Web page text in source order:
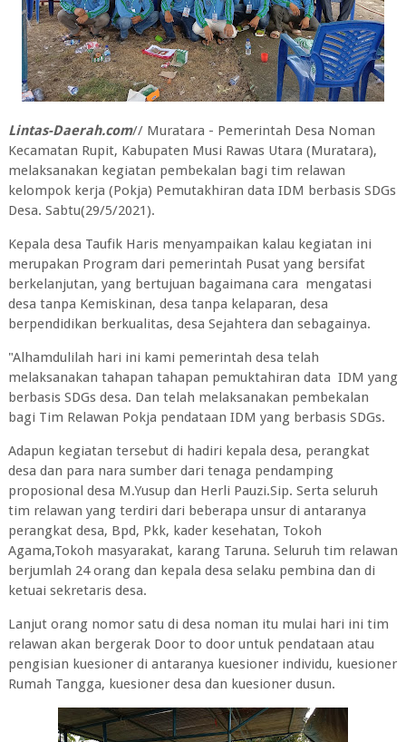
Lintas-Daerah.com// Muratara - Pemerintah Desa Noman
Kecamatan Rupit, Kabupaten Musi Rawas Utara (Muratara),
melaksanakan kegiatan pembekalan bagi tim relawan
kelompok kerja (Pokja) Pemutakhiran data IDM berbasis SDGs
Desa. Sabtu(29/5/2021).
Kepala desa Taufik Haris menyampaikan kalau kegiatan ini
merupakan Program dari pemerintah Pusat yang bersifat
berkelanjutan, yang bertujuan bagaimana cara mengatasi
desa tanpa Kemiskinan, desa tanpa kelaparan, desa
berpendidikan berkualitas, desa Sejahtera dan sebagainya.
"Alhamdulilah hari ini kami pemerintah desa telah
melaksanakan tahapan tahapan pemuktahiran data IDM yang
berbasis SDGs desa. Dan telah melaksanakan pembekalan
bagi Tim Relawan Pokja pendataan IDM yang berbasis SDGs.
Adapun kegiatan tersebut di hadiri kepala desa, perangkat
desa dan para nara sumber dari tenaga pendamping
proposional desa M.Yusup dan Herli Pauzi.Sip. Serta seluruh
tim relawan yang terdiri dari beberapa unsur di antaranya
perangkat desa, Bpd, Pkk, kader kesehatan, Tokoh
Agama,Tokoh masyarakat, karang Taruna. Seluruh tim relawan
berjumlah 24 orang dan kepala desa selaku pembina dan di
ketuai sekretaris desa.
Lanjut orang nomor satu di desa noman itu mulai hari ini tim
relawan akan bergerak Door to door untuk pendataan atau
pengisian kuesioner di antaranya kuesioner individu, kuesioner
Rumah Tangga, kuesioner desa dan kuesioner dusun.